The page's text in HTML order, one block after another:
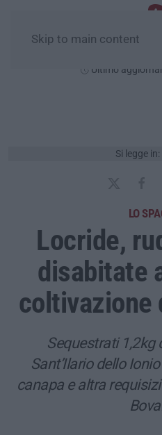
Skip to main content
Ultimo
Si legge
LO
Locride,
disabitate
coltivazione
Sequestrati 1,2kg
Sant’Ilario dello
canapa e altra